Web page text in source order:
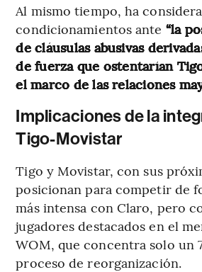
Al mismo tiempo, ha
condicionamientos ante “la
de cláusulas abusivas
de fuerza que ostentarían
el marco de las relaciones
Implicaciones de la
Tigo-Movistar
Tigo y Movistar, con sus
posicionan para competir de
más intensa con Claro, pero
jugadores destacados en el
WOM, que concentra solo un
proceso de reorganización.